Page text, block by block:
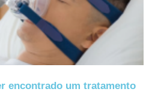
encontrado um tratamento